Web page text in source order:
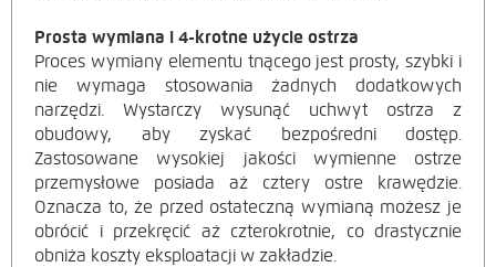
Prosta wymiana i 4-krotne użycie ostrza
Proces wymiany elementu tnącego jest prosty, szybki i
nie wymaga stosowania żadnych dodatkowych
narzędzi. Wystarczy wysunąć uchwyt ostrza z
obudowy, aby zyskać bezpośredni dostęp.
Zastosowane wysokiej jakości wymienne ostrze
przemysłowe posiada aż cztery ostre krawędzie.
Oznacza to, że przed ostateczną wymianą możesz je
obrócić i przekręcić aż czterokrotnie, co drastycznie
obniża koszty eksploatacji w zakładzie.